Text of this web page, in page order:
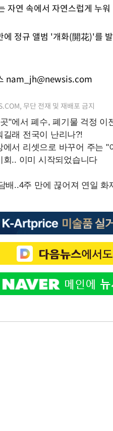
자연 속에서 자연스럽게 누
에 정규 앨범 '개화(開花)'를
nam_jh@newsis.com
무단 전재 및 재배포 금지